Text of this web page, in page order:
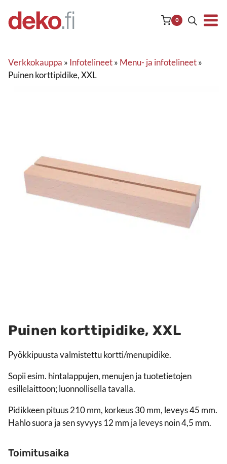
sisältöön
0
Verkkokauppa » Infotelineet» Menu- ja infotelineet»
Puinen korttipidike, XXL
Puinen korttipidike, XXL
Pyökkipuusta valmistettu kortti/menupidike.
Sopii esim. hintalappujen, menujen ja tuotetietojen
esillelaittoon; luonnollisella tavalla.
Pidikkeen pituus 210 mm, korkeus 30 mm, leveys 45 mm.
Hahlo suora ja sen syvyys 12 mm ja leveys noin 4,5 mm.
Toimitusaika